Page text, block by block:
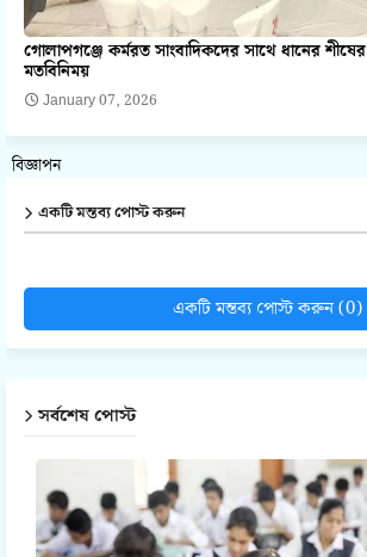
গোলাপগঞ্জে কর্মরত সাংবাদিকদের সাথে ধানের শীষের
মতবিনিময়
January 07, 2026
বিজ্ঞাপন
একটি মন্তব্য পোস্ট করুন
একটি মন্তব্য পোস্ট করুন (0)
সর্বশেষ পোস্ট